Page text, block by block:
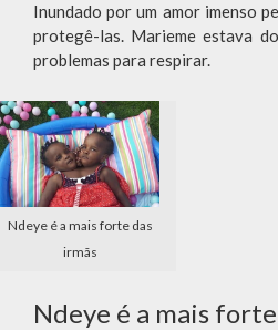
Inundado por um amor imenso
protegê-las. Marieme estava
problemas para respirar.
Ndeye é a mais forte das
irmãs
Ndeye é a mais